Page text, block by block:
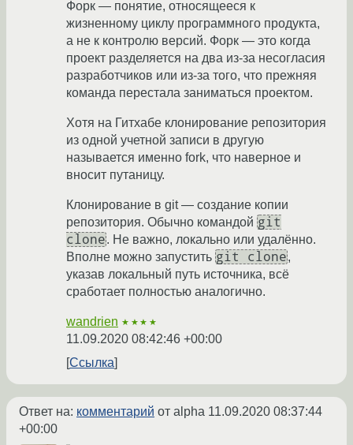
Форк — понятие, относящееся к
жизненному циклу программного продукта,
а не к контролю версий. Форк — это когда
проект разделяется на два из-за несогласия
разработчиков или из-за того, что прежняя
команда перестала заниматься проектом.
Хотя на Гитхабе клонирование репозитория
из одной учетной записи в другую
называется именно fork, что наверное и
вносит путаницу.
Клонирование в git — создание копии
репозитория. Обычно командой git
clone. Не важно, локально или удалённо.
Вполне можно запустить git clone,
указав локальный путь источника, всё
сработает полностью аналогично.
wandrien ★★★★
11.09.2020 08:42:46 +00:00
Ссылка
Ответ на: комментарий от alpha 11.09.2020 08:37:44
+00:00